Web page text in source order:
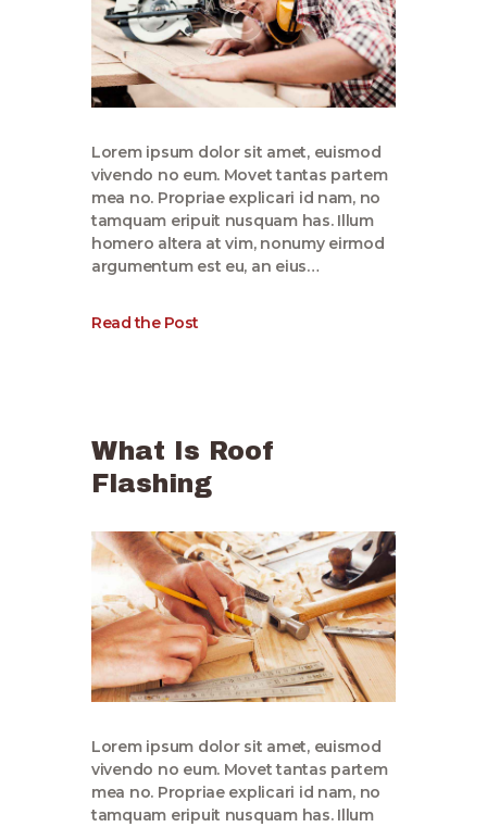
Lorem ipsum dolor sit amet, euismod
vivendo no eum. Movet tantas partem
mea no. Propriae explicari id nam, no
tamquam eripuit nusquam has. Illum
homero altera at vim, nonumy eirmod
argumentum est eu, an eius…
Read the Post
What Is Roof
Flashing
Lorem ipsum dolor sit amet, euismod
vivendo no eum. Movet tantas partem
mea no. Propriae explicari id nam, no
tamquam eripuit nusquam has. Illum